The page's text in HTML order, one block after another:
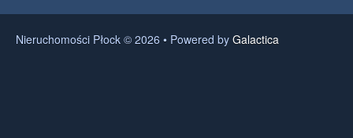
Nieruchomości Płock © 2026 • Powered by Galactica